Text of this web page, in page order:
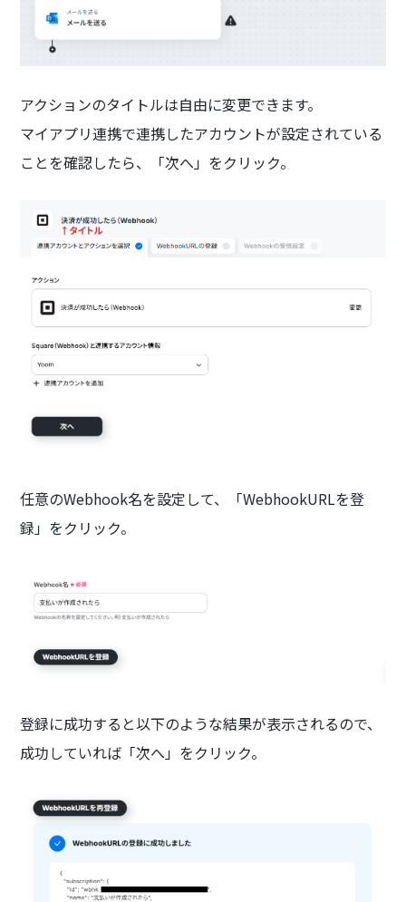
アクションのタイトルは自由に変更できます。
マイアプリ連携で連携したアカウントが設定されている
ことを確認したら、「次へ」をクリック。
任意のWebhook名を設定して、「WebhookURLを登
録」をクリック。
登録に成功すると以下のような結果が表示されるので、
成功していれば「次へ」をクリック。